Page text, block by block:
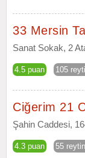
33 Mersin
Sanat Sokak, 2
4.5 puan 105
Ciğerim 21
Şahin Caddesi,
4.3 puan 55